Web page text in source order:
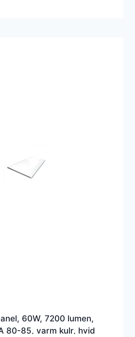
60W, 7200 lumen,
80-85, varm kulr, hvid